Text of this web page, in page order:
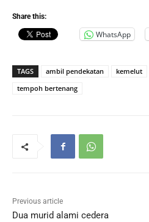
Share this:
WhatsApp
TAGS ambil pendekatan kemelut
tempoh bertenang
Previous article
Dua murid alami cedera